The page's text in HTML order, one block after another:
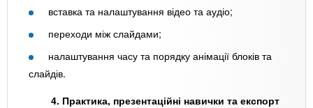
вставка та налаштування відео та аудіо;
переходи між слайдами;
налаштування часу та порядку анімації блоків та
слайдів.
4. Практика, презентаційні навички та експорт